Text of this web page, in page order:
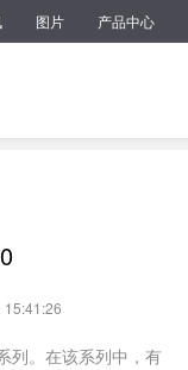
图片 产品中心
15:41:26
列。在该系列中，有